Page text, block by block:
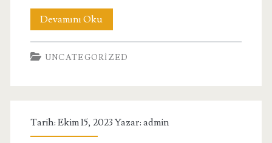
Devamını OkuBasketbolda
Zorlu
Maçlarda
ve
UNCATEGORIZED
Tarih: Ekim 15, 2023 Yazar: admin